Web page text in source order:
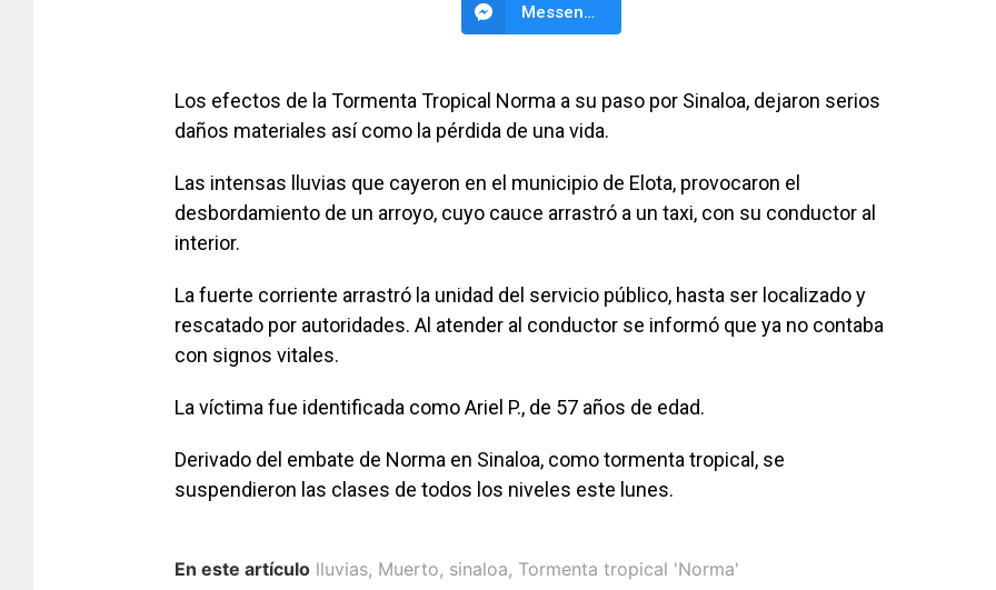
Messenger
Los efectos de la Tormenta Tropical Norma a su paso por Sinaloa, dejaron serios
daños materiales así como la pérdida de una vida.
Las intensas lluvias que cayeron en el municipio de Elota, provocaron el
desbordamiento de un arroyo, cuyo cauce arrastró a un taxi, con su conductor al
interior.
La fuerte corriente arrastró la unidad del servicio público, hasta ser localizado y
rescatado por autoridades. Al atender al conductor se informó que ya no contaba
con signos vitales.
La víctima fue identificada como Ariel P., de 57 años de edad.
Derivado del embate de Norma en Sinaloa, como tormenta tropical, se
suspendieron las clases de todos los niveles este lunes.
En este artículo lluvias, Muerto, sinaloa, Tormenta tropical 'Norma'